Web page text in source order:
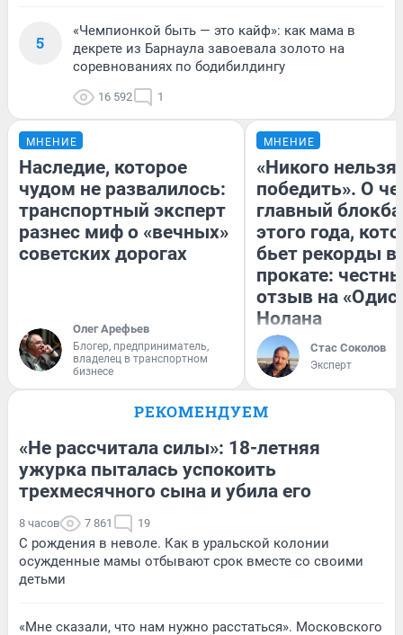
5
«Чемпионкой быть — это кайф»: как мама в
декрете из Барнаула завоевала золото на
соревнованиях по бодибилдингу
16 592 1
МНЕНИЕ
Наследие, которое
чудом не развалилось:
транспортный эксперт
разнес миф о «вечных»
советских дорогах
Олег Арефьев
Блогер, предприниматель,
владелец в транспортном
бизнесе
МНЕНИЕ
«Никого нельзя
победить». О
главный
этого года,
бьет рекорды в
прокате:
отзыв на
Нолана
Стас Соколов
Эксперт
РЕКОМЕНДУЕМ
«Не рассчитала силы»: 18-летняя
ужурка пыталась успокоить
трехмесячного сына и убила его
8 часов 7 861 19
С рождения в неволе. Как в уральской колонии
осужденные мамы отбывают срок вместе со своими
детьми
«Мне сказали, что нам нужно расстаться». Московского